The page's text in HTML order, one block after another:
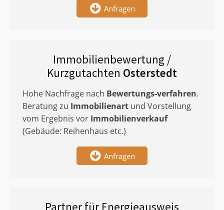
Anfragen
Immobilienbewertung /
Kurzgutachten Osterstedt
Hohe Nachfrage nach Bewertungs-verfahren.
Beratung zu Immobilienart und Vorstellung
vom Ergebnis vor Immobilienverkauf
(Gebäude: Reihenhaus etc.)
Anfragen
Partner für Energieausweis